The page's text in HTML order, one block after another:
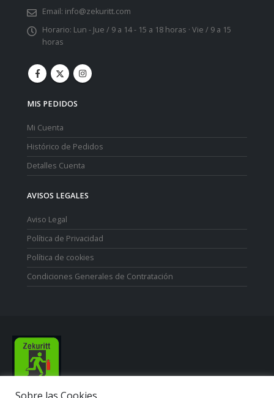
Email: info@zekuritt.com
Horario: Lun - Jue / 9 a 14 - 15 a 18 horas · Vie / 9 a 15
horas
MIS PEDIDOS
Mi Cuenta
Histórico de Pedidos
Detalles Cuenta
AVISOS LEGALES
Aviso Legal
Política de Privacidad
Política de cookies
Condiciones Generales de Contratación